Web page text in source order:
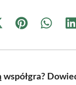
Share Share